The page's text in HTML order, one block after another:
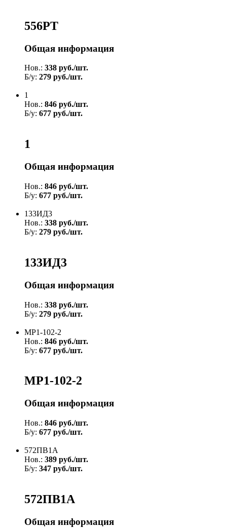
556РТ
Общая информация
Нов.: 338 руб./шт.
Б/у: 279 руб./шт.
1
Нов.: 846 руб./шт.
Б/у: 677 руб./шт.
1
Общая информация
Нов.: 846 руб./шт.
Б/у: 677 руб./шт.
133ИД3
Нов.: 338 руб./шт.
Б/у: 279 руб./шт.
133ИД3
Общая информация
Нов.: 338 руб./шт.
Б/у: 279 руб./шт.
МР1-102-2
Нов.: 846 руб./шт.
Б/у: 677 руб./шт.
МР1-102-2
Общая информация
Нов.: 846 руб./шт.
Б/у: 677 руб./шт.
572ПВ1А
Нов.: 389 руб./шт.
Б/у: 347 руб./шт.
572ПВ1А
Общая информация